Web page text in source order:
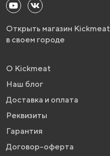
Открыть магазин Kickmeat
в своем городе
О Kickmeat
Наш блог
Доставка и оплата
Реквизиты
Гарантия
Договор-оферта